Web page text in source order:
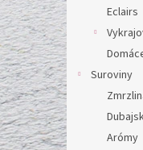
Eclairs
Suroviny
Arómy